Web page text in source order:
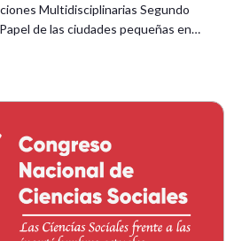
Multidisciplinarias Segundo
de las ciudades pequeñas en…